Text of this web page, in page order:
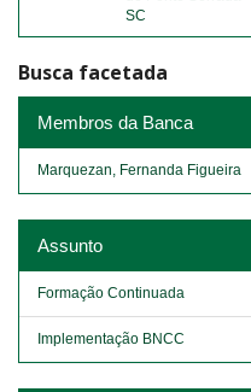
SC
Busca facetada
Membros da Banca
Marquezan, Fernanda Figueira
Assunto
Formação Continuada
Implementação BNCC